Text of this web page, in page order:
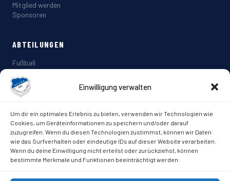
Einwilligung verwalten
Um dir ein optimales Erlebnis zu bieten, verwenden wir Technologien wie
Cookies, um Geräteinformationen zu speichern und/oder darauf
zuzugreifen. Wenn du diesen Technologien zustimmst, können wir Daten
wie das Surfverhalten oder eindeutige IDs auf dieser Website verarbeiten.
Wenn du deine Einwilligung nicht erteilst oder zurückziehst, können
bestimmte Merkmale und Funktionen beeinträchtigt werden.
Mitglied werden
Sponsoren
ABTEILUNGEN
Fußball
Gymnastik
Wanderfreunde
KONTAKT & SOCIAL MEDIA
Römerbruchstr. 28 · 93309 Kelheim
info@spvgg-kapfelberg.de